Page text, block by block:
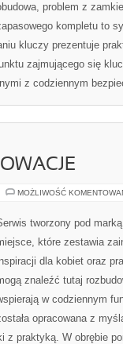
problem z
kompletu to
kluczy prezentuje
zajmującego się
z codziennym
MOŻLIWOŚĆ
tworzony pod
które zestawia
dla kobiet oraz
znaleźć tutaj
w codziennym
opracowana z
z praktyką. W obrębie